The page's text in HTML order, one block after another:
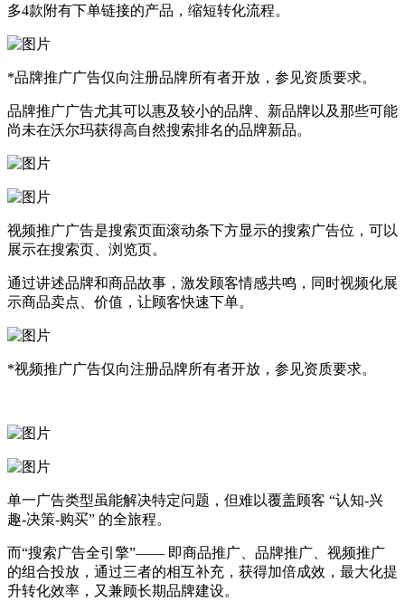
多4款附有下单链接的产品，缩短转化流程。
*品牌推广广告仅向注册品牌所有者开放，参见资质要求。
品牌推广广告尤其可以惠及较小的品牌、新品牌以及那些可能
尚未在沃尔玛获得高自然搜索排名的品牌新品。
视频推广广告是搜索页面滚动条下方显示的搜索广告位，可以
展示在搜索页、浏览页。
通过讲述品牌和商品故事，激发顾客情感共鸣，同时视频化展
示商品卖点、价值，让顾客快速下单。
*视频推广广告仅向注册品牌所有者开放，参见资质要求。
单一广告类型虽能解决特定问题，但难以覆盖顾客 “认知-兴
趣-决策-购买” 的全旅程。
而“搜索广告全引擎”—— 即商品推广、品牌推广、视频推广
的组合投放，通过三者的相互补充，获得加倍成效，最大化提
升转化效率，又兼顾长期品牌建设。